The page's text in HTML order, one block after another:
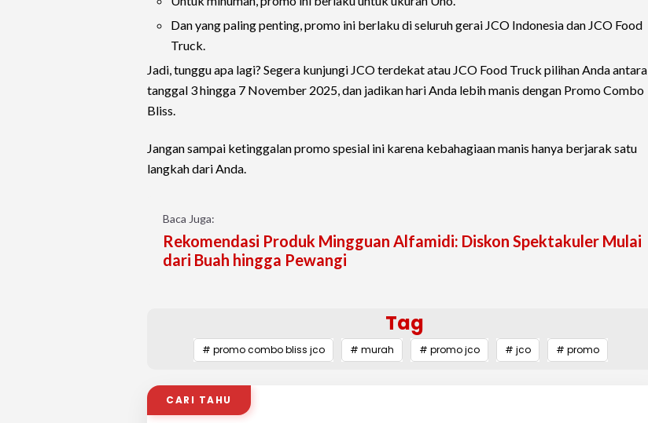
Dan yang paling penting, promo ini berlaku di seluruh gerai JCO Indonesia dan JCO Food
Truck.
Jadi, tunggu apa lagi? Segera kunjungi JCO terdekat atau JCO Food Truck pilihan Anda antara
tanggal 3 hingga 7 November 2025, dan jadikan hari Anda lebih manis dengan Promo Combo
Bliss.
Jangan sampai ketinggalan promo spesial ini karena kebahagiaan manis hanya berjarak satu
langkah dari Anda.
Baca Juga:
Rekomendasi Produk Mingguan Alfamidi: Diskon Spektakuler Mulai
dari Buah hingga Pewangi
Tag
# promo combo bliss jco # murah # promo jco # jco # promo
CARI TAHU